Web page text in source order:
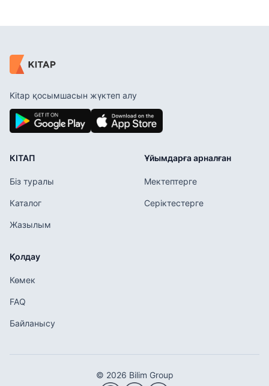
Kitap қосымшасын жүктеп алу
КІТАП
Біз туралы
Каталог
Жазылым
Ұйымдарға арналған
Мектептерге
Серіктестерге
Қолдау
Көмек
FAQ
Байланысу
© 2026 Bilim Group